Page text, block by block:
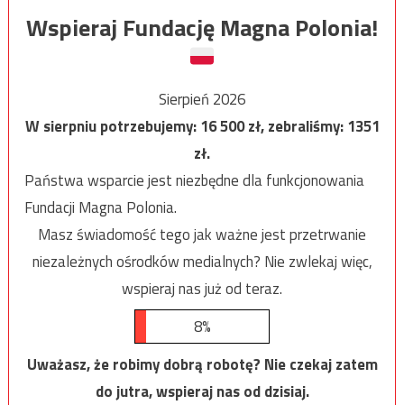
Wspieraj Fundację Magna Polonia!
Sierpień 2026
W sierpniu potrzebujemy:16 500zł, zebraliśmy:1351
zł.
Państwa wsparcie jest niezbędne dla funkcjonowania
Fundacji Magna Polonia.
Masz świadomość tego jak ważne jest przetrwanie
niezależnych ośrodków medialnych? Nie zwlekaj więc,
wspieraj nas już od teraz.
8%
Uważasz, że robimy dobrą robotę? Nie czekaj zatem
do jutra, wspieraj nas od dzisiaj.